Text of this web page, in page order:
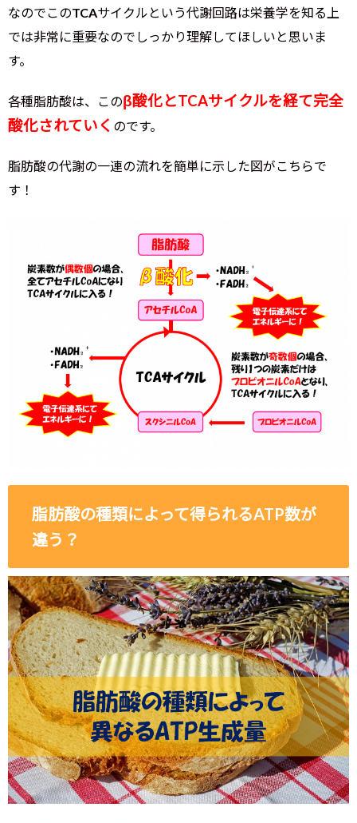
なのでこのTCAサイクルという代謝回路は栄養学を知る上
では非常に重要なのでしっかり理解してほしいと思いま
す。
各種脂肪酸は、このβ酸化とTCAサイクルを経て完全
酸化されていく のです。
脂肪酸の代謝の一連の流れを簡単に示した図がこちらで
す！
脂肪酸の種類によって得られるATP数が
違う？